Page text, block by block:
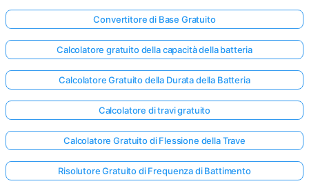
Convertitore di Base Gratuito
Calcolatore gratuito della capacità della batteria
Calcolatore Gratuito della Durata della Batteria
Calcolatore di travi gratuito
Calcolatore Gratuito di Flessione della Trave
Risolutore Gratuito di Frequenza di Battimento